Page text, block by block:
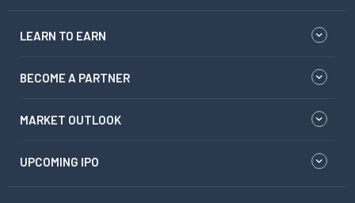
LEARN TO EARN
BECOME A PARTNER
MARKET OUTLOOK
UPCOMING IPO